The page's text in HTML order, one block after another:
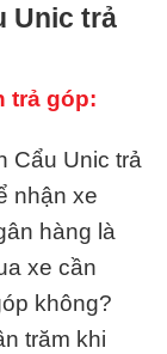
Unic trả
trả góp:
Cẩu Unic trả
nhận xe
hàng là
xe cần
không?
trăm khi